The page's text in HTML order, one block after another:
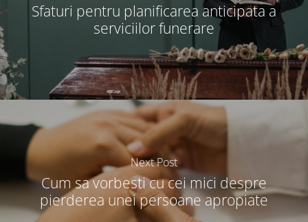
Sfaturi pentru planificarea anticipata a
serviciilor funerare
Next Post
Cum sa vorbesti cu cei mici despre
pierderea unei persoane apropiate